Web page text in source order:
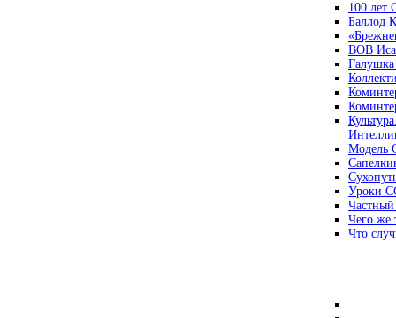
100 лет
Баллод
ВОВ
Модель
Уроки
Чего же
Что